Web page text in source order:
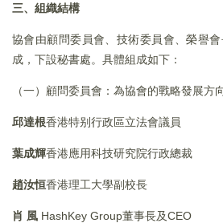
三、組織結構
協會由顧問委員會、技術委員會、榮譽
成，下設秘書處。具體組成如下：
（一）顧問委員會：為協會的戰略發展方
邱達根香港特别行政區立法會議員
葉成輝香港應用科技研究院行政總裁
趙汝恒香港理工大學副校長
肖 風 HashKey Group董事長及CEO